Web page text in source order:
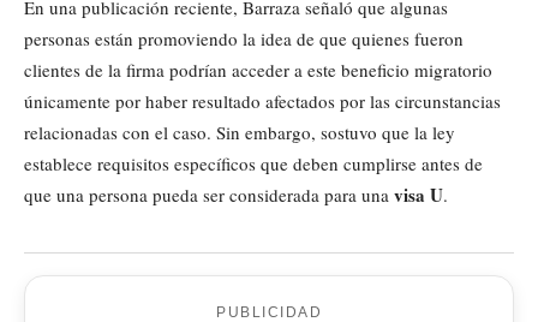
En una publicación reciente, Barraza señaló que algunas
personas están promoviendo la idea de que quienes fueron
clientes de la firma podrían acceder a este beneficio migratorio
únicamente por haber resultado afectados por las circunstancias
relacionadas con el caso. Sin embargo, sostuvo que la ley
establece requisitos específicos que deben cumplirse antes de
que una persona pueda ser considerada para una visa U.
PUBLICIDAD